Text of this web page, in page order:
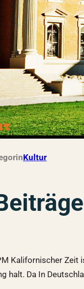
inKultur
Kalifornischer Zeit
halt. Da In